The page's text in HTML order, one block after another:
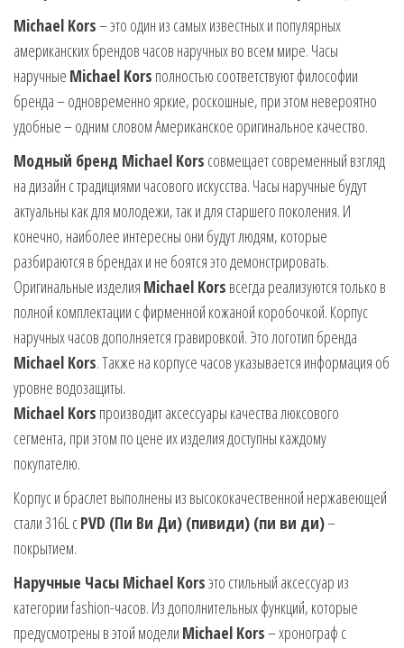
Michael Kors– это один из самых известных и популярных
американских брендов часов наручных во всем мире. Часы
наручные Michael Kors полностью соответствуют философии
бренда – одновременно яркие, роскошные, при этом невероятно
удобные – одним словом Американское оригинальное качество.
Модный бренд Michael Kors совмещает современный взгляд
на дизайн с традициями часового искусства. Часы наручные будут
актуальны как для молодежи, так и для старшего поколения. И
конечно, наиболее интересны они будут людям, которые
разбираются в брендах и не боятся это демонстрировать.
Оригинальные изделия Michael Kors всегда реализуются только в
полной комплектации с фирменной кожаной коробочкой. Корпус
наручных часов дополняется гравировкой. Это логотип бренда
Michael Kors. Также на корпусе часов указывается информация об
уровне водозащиты.
Michael Kors производит аксессуары качества люксового
сегмента, при этом по цене их изделия доступны каждому
покупателю.
Корпус и браслет выполнены из высококачественной нержавеющей
стали 316L сPVD (Пи Ви Ди) (пивиди) (пи ви ди)–
покрытием.
Наручные Часы Michael Korsэто стильный аксессуар из
категории fashion-часов. Из дополнительных функций, которые
предусмотрены в этой модели Michael Kors– хронограф с